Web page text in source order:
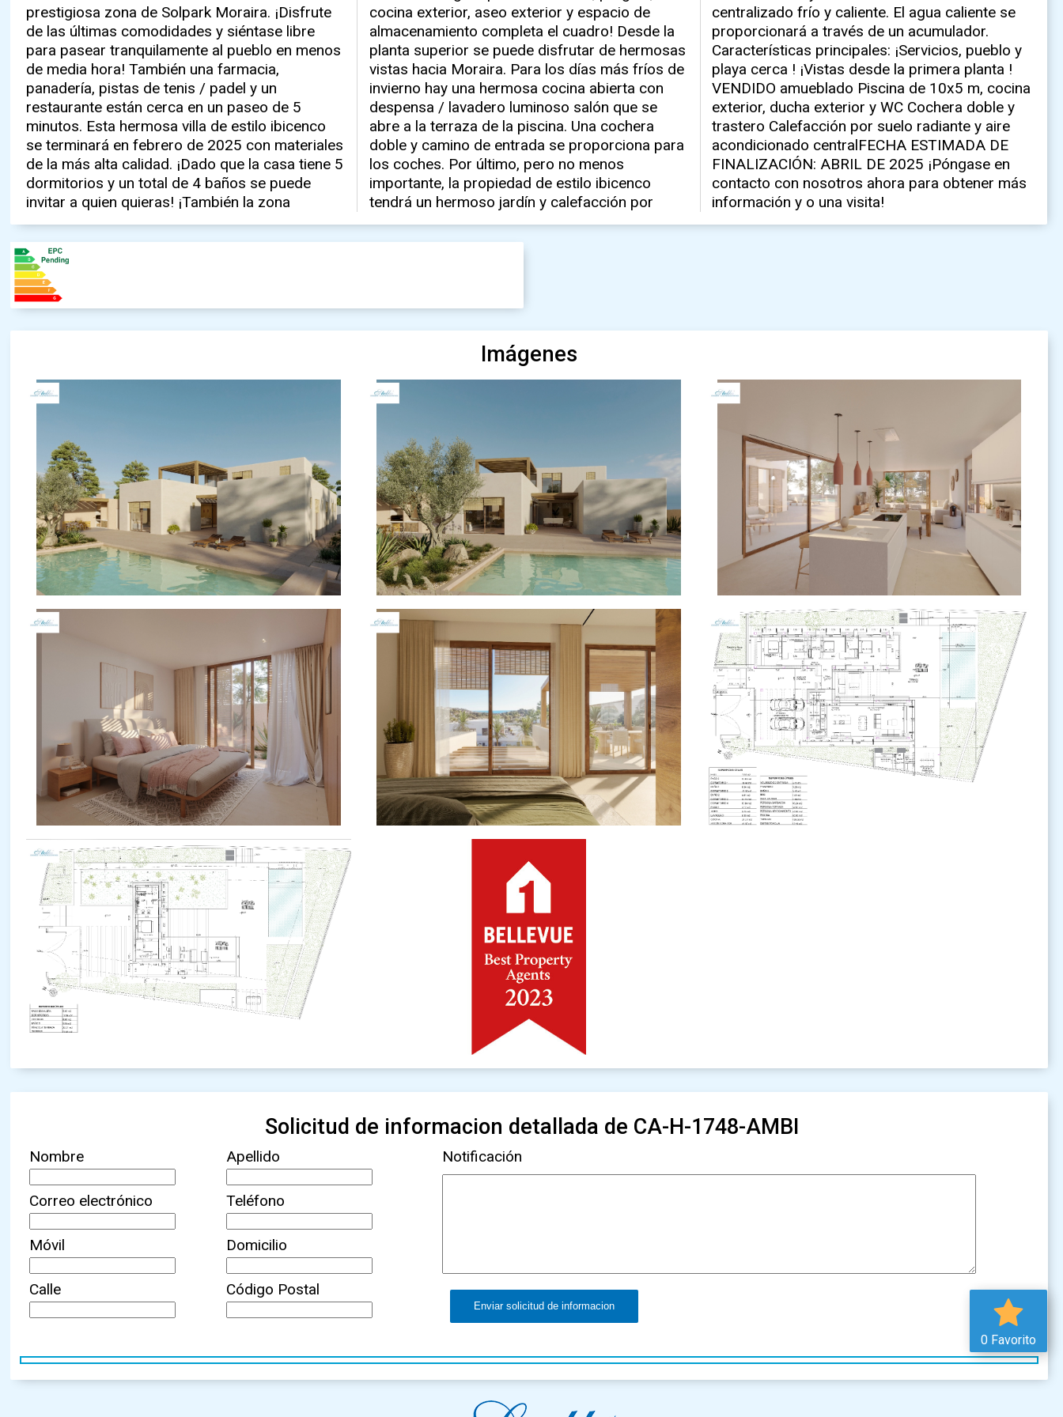
prestigiosa zona de Solpark Moraira. ¡Disfrute
de las últimas comodidades y siéntase libre
para pasear tranquilamente al pueblo en menos
de media hora! También una farmacia,
panadería, pistas de tenis / padel y un
restaurante están cerca en un paseo de 5
minutos. Esta hermosa villa de estilo ibicenco
se terminará en febrero de 2025 con materiales
de la más alta calidad. ¡Dado que la casa tiene 5
dormitorios y un total de 4 baños se puede
invitar a quien quieras! ¡También la zona
cocina exterior, aseo exterior y espacio de
almacenamiento completa el cuadro! Desde la
planta superior se puede disfrutar de hermosas
vistas hacia Moraira. Para los días más fríos de
invierno hay una hermosa cocina abierta con
despensa / lavadero luminoso salón que se
abre a la terraza de la piscina. Una cochera
doble y camino de entrada se proporciona para
los coches. Por último, pero no menos
importante, la propiedad de estilo ibicenco
tendrá un hermoso jardín y calefacción por
centralizado frío y caliente. El agua caliente se
proporcionará a través de un acumulador.
Características principales: ¡Servicios, pueblo y
playa cerca ! ¡Vistas desde la primera planta !
VENDIDO amueblado Piscina de 10x5 m, cocina
exterior, ducha exterior y WC Cochera doble y
trastero Calefacción por suelo radiante y aire
acondicionado centralFECHA ESTIMADA DE
FINALIZACIÓN: ABRIL DE 2025 ¡Póngase en
contacto con nosotros ahora para obtener más
información y o una visita!
Imágenes
Solicitud de informacion detallada de CA-H-1748-AMBI
Nombre Apellido
Correo electrónico Teléfono
Móvil Domicilio
Calle Código Postal
Notificación
Enviar solicitud de informacion
0 Favorito